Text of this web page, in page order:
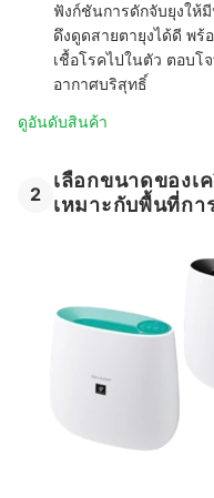
ฟังก์ชันการดักจับยุงให้
ดึงดูดสายตายุงได้ดี พร้
เชื้อโรคไปในตัว ตอบโ
อากาศบริสุทธิ์
ดูอันดับสินค้า
2
เลือกขนาดของเ
เหมาะกับพื้นที่กา